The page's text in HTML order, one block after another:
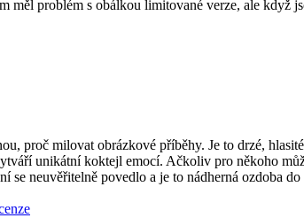
problém s obálkou limitované verze, ale když
proč milovat obrázkové příběhy. Je to drzé,
unikátní koktejl emocí. Ačkoliv pro někoho
se neuvěřitelně povedlo a je to nádherná ozdoba